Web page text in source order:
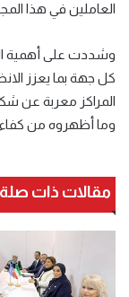
العاملين في هذا
وشددت على أهمية
كل جهة بما يعزز
المراكز معربة عن
وما أظهروه من
مقالات ذات صلة